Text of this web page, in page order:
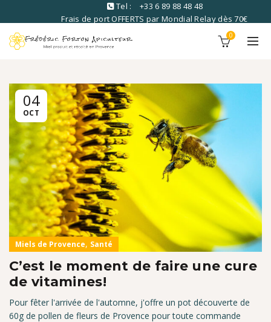
Tel :
+33 6 89 88 48 48
Frais de port OFFERTS par Mondial Relay dès 70€
0
04
OCT
Miels de Provence, Santé
C’est le moment de faire une cure
de vitamines!
Pour fêter l'arrivée de l'automne, j'offre un pot découverte de
60g de pollen de fleurs de Provence pour toute commande